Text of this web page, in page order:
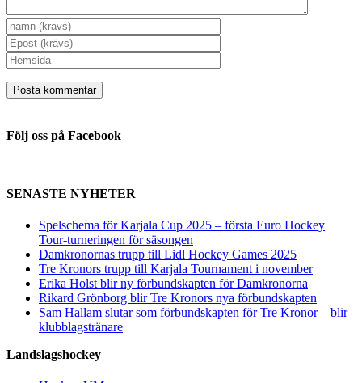
Följ oss på Facebook
SENASTE NYHETER
Spelschema för Karjala Cup 2025 – första Euro Hockey
Tour-turneringen för säsongen
Damkronornas trupp till Lidl Hockey Games 2025
Tre Kronors trupp till Karjala Tournament i november
Erika Holst blir ny förbundskapten för Damkronorna
Rikard Grönborg blir Tre Kronors nya förbundskapten
Sam Hallam slutar som förbundskapten för Tre Kronor – blir
klubblagstränare
Landslagshockey